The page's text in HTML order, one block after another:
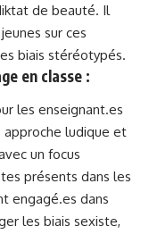
de beauté. Il
sur ces
biais stéréotypés.
en classe :
les enseignant.es
ludique et
un focus
présents dans les
engagé.es dans
les biais sexiste,